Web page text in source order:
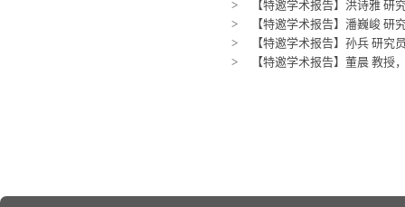
>
【特邀学术报告】洪诗雅 研
>
【特邀学术报告】潘巍峻 研
>
【特邀学术报告】孙兵 研
>
【特邀学术报告】董晨 教